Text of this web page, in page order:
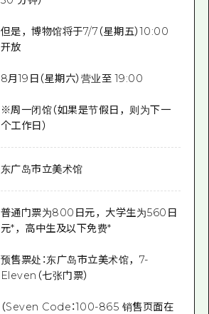
但是，博物馆将于7/7（星期五）10:00
开放
8月19日（星期六）营业至 19:00
※周一闭馆（如果是节假日，则为下一
个工作日）
东广岛市立美术馆
普通门票为800日元，大学生为560日
元*，高中生及以下免费*
预售票处：东广岛市立美术馆，7-
Eleven（七张门票）
（Seven Code：100-865 销售页面在